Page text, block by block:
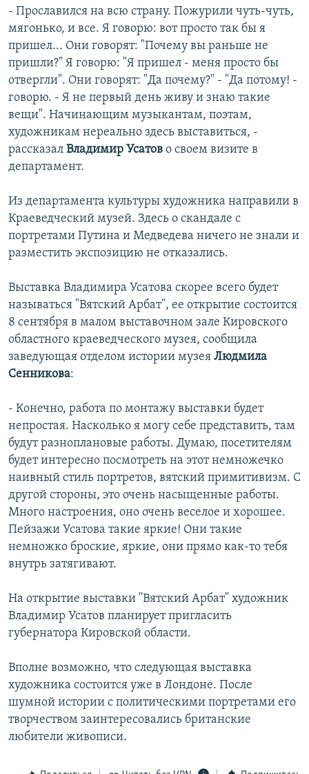
- Прославился на всю страну. Пожурили чуть-чуть,
мягонько, и все. Я говорю: вот просто так бы я
пришел... Они говорят: "Почему вы раньше не
пришли?" Я говорю: "Я пришел - меня просто бы
отвергли". Они говорят: "Да почему?" - "Да потому! -
говорю. - Я не первый день живу и знаю такие
вещи". Начинающим музыкантам, поэтам,
художникам нереально здесь выставиться, -
рассказал Владимир Усатов о своем визите в
департамент.
Из департамента культуры художника направили в
Краеведческий музей. Здесь о скандале с
портретами Путина и Медведева ничего не знали и
разместить экспозицию не отказались.
Выставка Владимира Усатова скорее всего будет
называться "Вятский Арбат", ее открытие состоится
8 сентября в малом выставочном зале Кировского
областного краеведческого музея, сообщила
заведующая отделом истории музея Людмила
Сенникова:
- Конечно, работа по монтажу выставки будет
непростая. Насколько я могу себе представить, там
будут разноплановые работы. Думаю, посетителям
будет интересно посмотреть на этот немножечко
наивный стиль портретов, вятский примитивизм. С
другой стороны, это очень насыщенные работы.
Много настроения, оно очень веселое и хорошее.
Пейзажи Усатова такие яркие! Они такие
немножко броские, яркие, они прямо как-то тебя
внутрь затягивают.
На открытие выставки "Вятский Арбат" художник
Владимир Усатов планирует пригласить
губернатора Кировской области.
Вполне возможно, что следующая выставка
художника состоится уже в Лондоне. После
шумной истории с политическими портретами его
творчеством заинтересовались британские
любители живописи.